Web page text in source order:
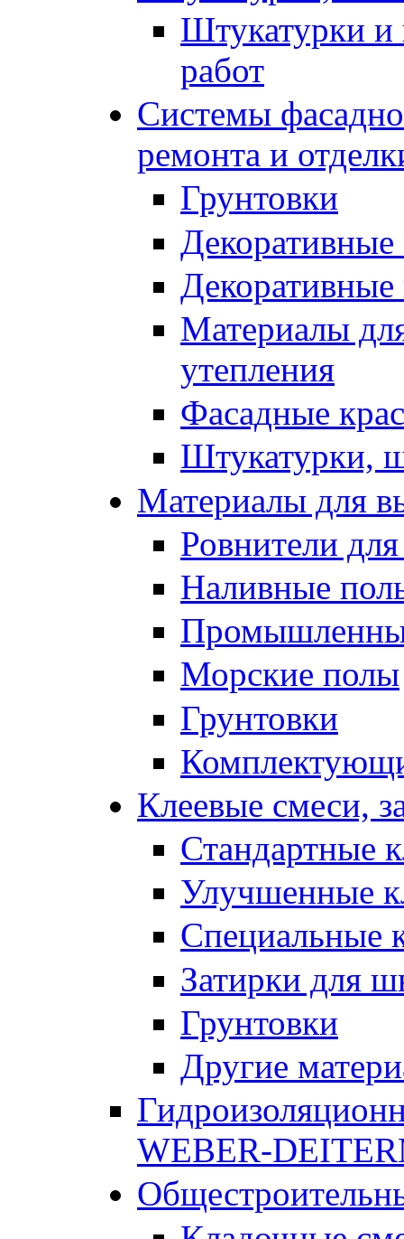
Штукатурки и
работ
Системы
ремонта и
Грунтовки
Материалы
утепления
Фасадные
Штукатурки,
Материалы для
Ровнители
Наливные
Морские полы
Грунтовки
Клеевые смеси,
Стандартные
Улучшенные
Специальные
Затирки для
Грунтовки
Другие
WEBER-